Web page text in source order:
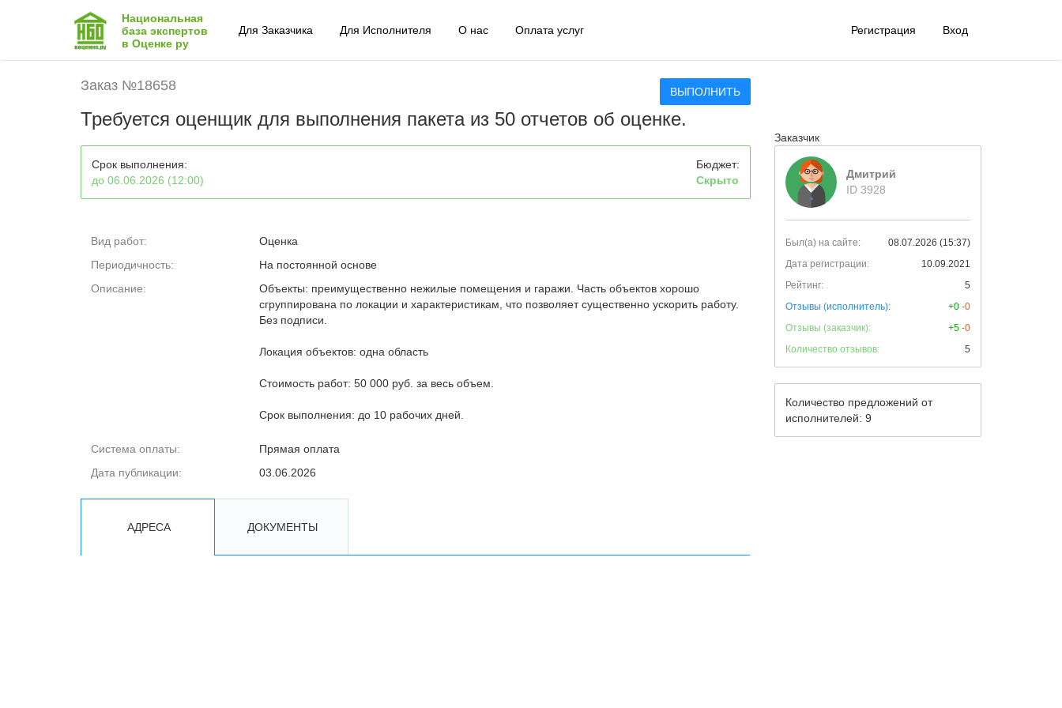
Национальная
база экспертов
в Оценке ру
Для Заказчика Для Исполнителя О нас Оплата услуг Регистрация Вход
Заказ №18658 ВЫПОЛНИТЬ
Требуется оценщик для выполнения пакета из 50 отчетов об оценке.
Срок выполнения:
до 06.06.2026 (12:00)
Бюджет:
Скрыто
Вид работ:
Оценка
Периодичность:
На постоянной основе
Описание:
Объекты: преимущественно нежилые помещения и гаражи. Часть объектов хорошо
сгруппирована по локации и характеристикам, что позволяет существенно ускорить работу.
Без подписи.
Локация объектов: одна область
Стоимость работ: 50 000 руб. за весь объем.
Срок выполнения: до 10 рабочих дней.
Система оплаты:
Прямая оплата
Дата публикации:
03.06.2026
АДРЕСА ДОКУМЕНТЫ
Заказчик
Дмитрий
ID 3928
Был(а) на сайте:
08.07.2026 (15:37)
Дата регистрации:
10.09.2021
Рейтинг:
5
Отзывы (исполнитель):
+0 -0
Отзывы (заказчик):
+5 -0
Количество отзывов:
5
Количество предложений от
исполнителей: 9